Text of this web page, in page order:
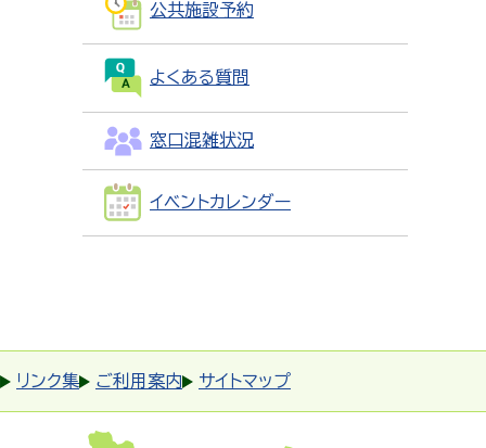
公共施設予約
よくある質問
窓口混雑状況
イベントカレンダー
リンク集 ご利用案内 サイトマップ